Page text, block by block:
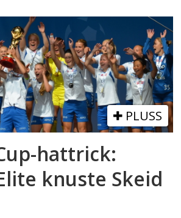
PLUSS
hattrick:
knuste Skeid